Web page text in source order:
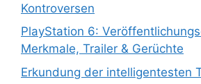
Kontroversen
PlayStation 6:
Merkmale, Trailer & Gerüchte
Erkundung der intelligentesten